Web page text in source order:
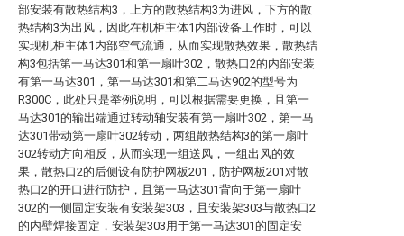
部安装有散热结构3，上方的散热结构3为进风，下方的散
热结构3为出风，因此在机柜主体1内部设备工作时，可以
实现机柜主体1内部空气流通，从而实现散热效果，散热结
构3包括第一马达301和第一扇叶302，散热口2的内部安装
有第一马达301，第一马达301和第二马达902的型号为
R300C，此处只是举例说明，可以根据需要更换，且第一
马达301的输出端通过转动轴安装有第一扇叶302，第一马
达301带动第一扇叶302转动，两组散热结构3的第一扇叶
302转动方向相反，从而实现一组送风，一组出风的效
果，散热口2的后侧设有防护网板201，防护网板201对散
热口2的开口进行防护，且第一马达301背向于第一扇叶
302的一侧固定安装有安装架303，且安装架303与散热口2
的内壁焊接固定，安装架303用于第一马达301的固定安